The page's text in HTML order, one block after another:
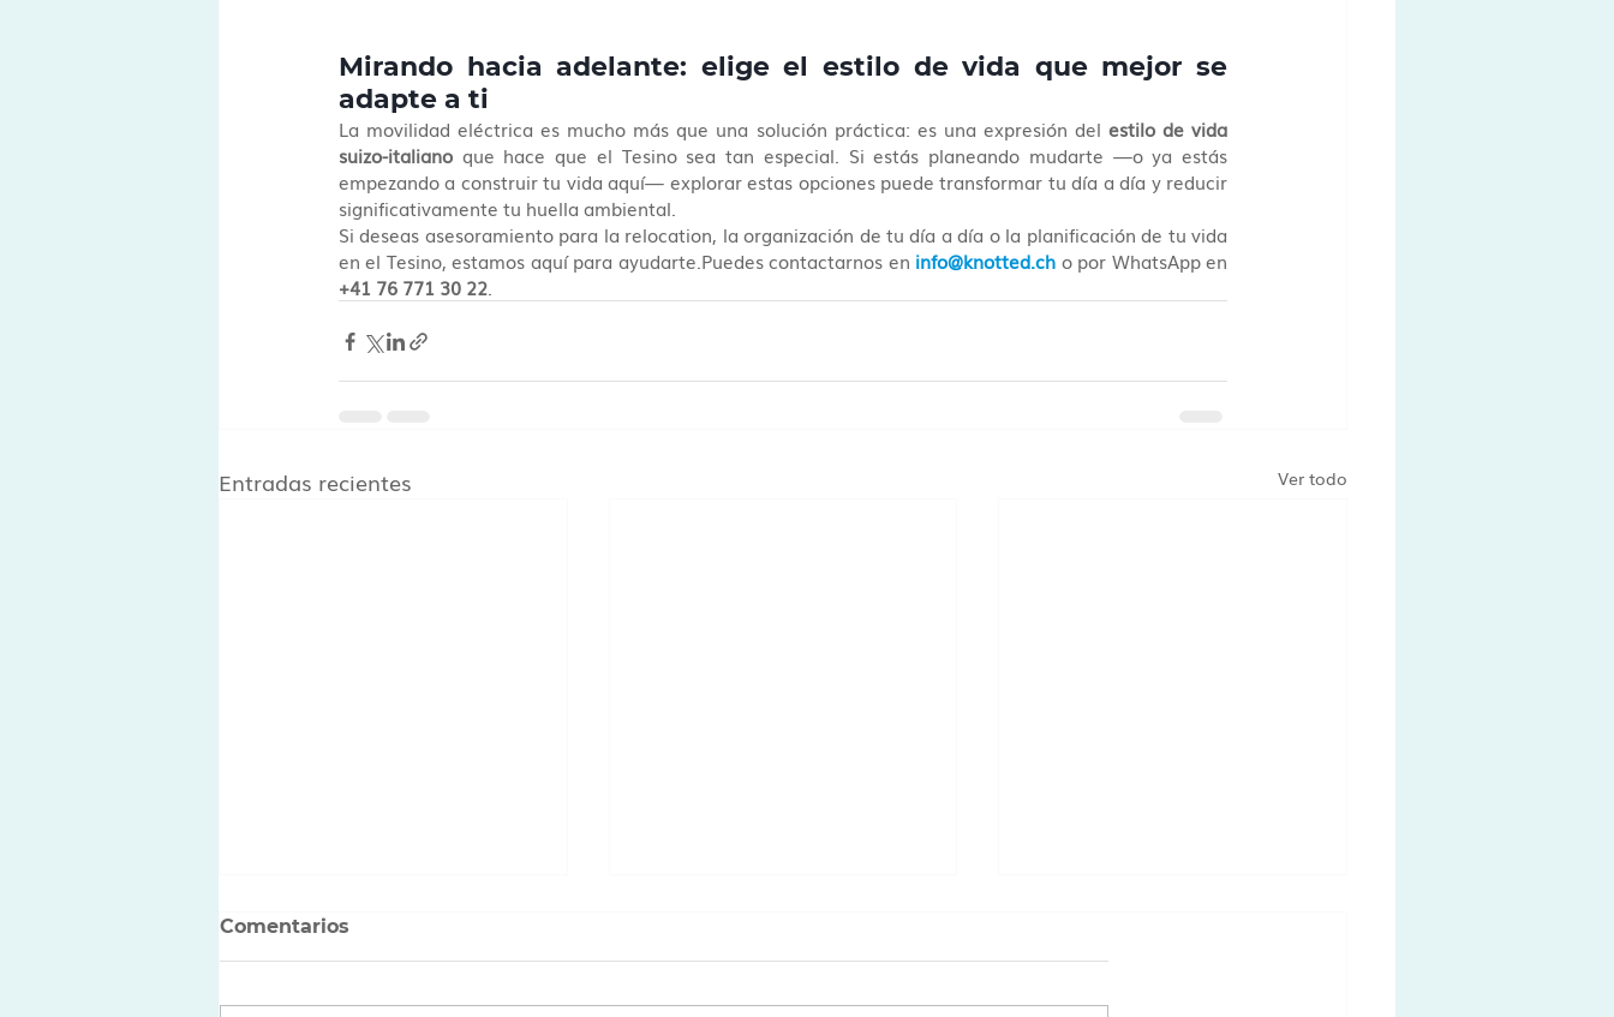
Mirando hacia adelante: elige el estilo de vida que mejor se
adapte a ti
La movilidad eléctrica es mucho más que una solución práctica: es una expresión del estilo de vida
suizo-italiano que hace que el Tesino sea tan especial. Si estás planeando mudarte —o ya estás
empezando a construir tu vida aquí— explorar estas opciones puede transformar tu día a día y reducir
significativamente tu huella ambiental.
Si deseas asesoramiento para la relocation, la organización de tu día a día o la planificación de tu vida
en el Tesino, estamos aquí para ayudarte.Puedes contactarnos en info@knotted.ch
+41 76 771 30 22
Entradas recientes Ver todo
Comentarios